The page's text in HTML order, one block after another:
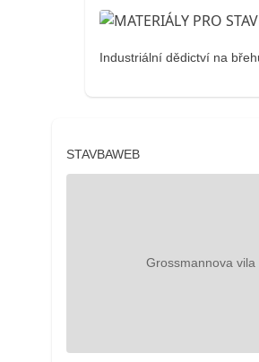
Industriální dědictví na
STAVBAWEB